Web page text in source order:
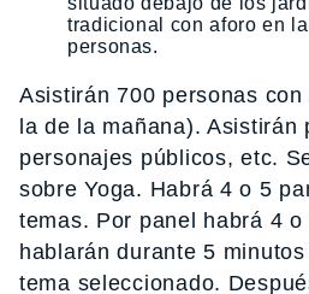
tradicional con aforo en
personas.
Asistirán 700 personas
la de la mañana). Asistirán
personajes públicos, etc.
sobre Yoga. Habrá 4 o 5
temas. Por panel habrá 4
hablarán durante 5 minutos
tema seleccionado.